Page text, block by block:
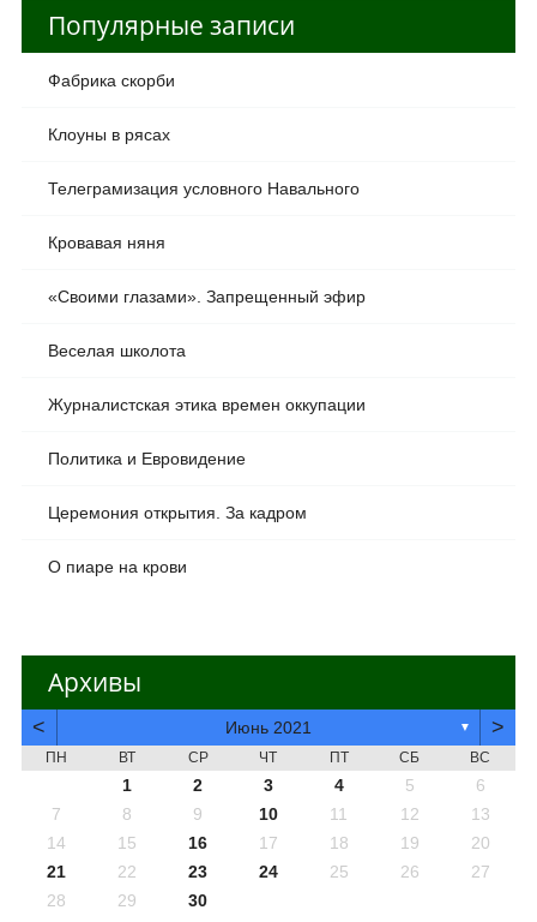
Популярные записи
Фабрика скорби
Клоуны в рясах
Телеграмизация условного Навального
Кровавая няня
«Своими глазами». Запрещенный эфир
Веселая школота
Журналистская этика времен оккупации
Политика и Евровидение
Церемония открытия. За кадром
О пиаре на крови
Архивы
< Июнь 2021 ▼ >
ПН ВТ СР ЧТ ПТ СБ ВС
1 2 3 4 5
6
7
8 9 10 11 12
13
14
15 16 17 18 19
20
21
22 23 24 25 26
27
28
29 30